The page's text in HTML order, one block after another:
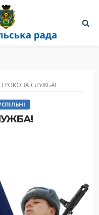
СЛУЖБА!